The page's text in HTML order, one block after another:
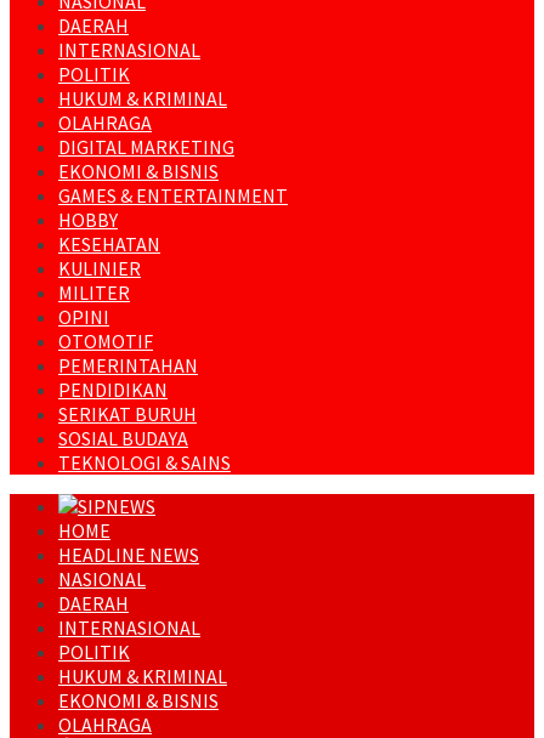
DAERAH
INTERNASIONAL
POLITIK
HUKUM & KRIMINAL
OLAHRAGA
DIGITAL MARKETING
EKONOMI & BISNIS
GAMES & ENTERTAINMENT
HOBBY
KESEHATAN
KULINIER
MILITER
OPINI
OTOMOTIF
PEMERINTAHAN
PENDIDIKAN
SERIKAT BURUH
SOSIAL BUDAYA
TEKNOLOGI & SAINS
HOME
HEADLINE NEWS
NASIONAL
DAERAH
INTERNASIONAL
POLITIK
HUKUM & KRIMINAL
EKONOMI & BISNIS
OLAHRAGA